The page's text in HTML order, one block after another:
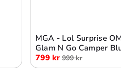
MGA - Lol Surprise
Glam N Go Camper
799 kr 999 kr